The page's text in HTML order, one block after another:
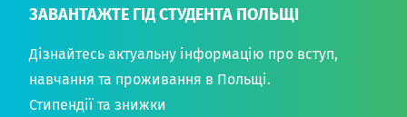
ЗАВАНТАЖТЕ ГІД СТУДЕНТА ПОЛЬЩІ
Дізнайтесь актуальну інформацію про вступ,
навчання та проживання в Польщі.
Стипендії та знижки